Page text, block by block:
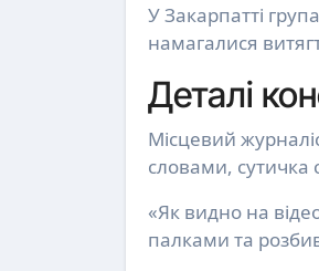
У Закарпатті група ромів напала на автомобіль ТЦК. Нападники палицями розбили вікна та
намагалися
Деталі
Місцевий
словами, сутичка
«Як видно на
палками та